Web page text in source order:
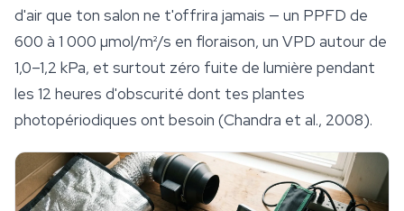
d'air que ton salon ne t'offrira jamais — un PPFD de
600 à 1 000 µmol/m²/s en floraison, un VPD autour de
1,0–1,2 kPa, et surtout zéro fuite de lumière pendant
les 12 heures d'obscurité dont tes plantes
photopériodiques ont besoin (Chandra et al., 2008).